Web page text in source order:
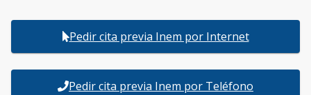
Pedir cita previa Inem por Internet
Pedir cita previa Inem por Teléfono